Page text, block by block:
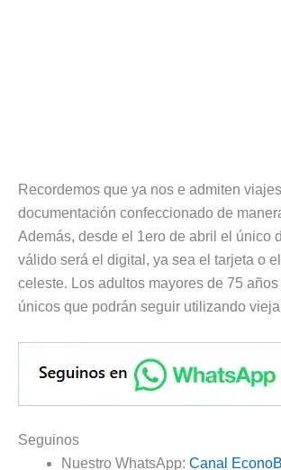
Recordemos que ya nos e admiten
documentación confeccionado de
Además, desde el 1ero de abril el único
válido será el digital, ya sea el tarjeta o
celeste. Los adultos mayores de 75
únicos que podrán seguir utilizando
Seguinos
Nuestro WhatsApp: Canal